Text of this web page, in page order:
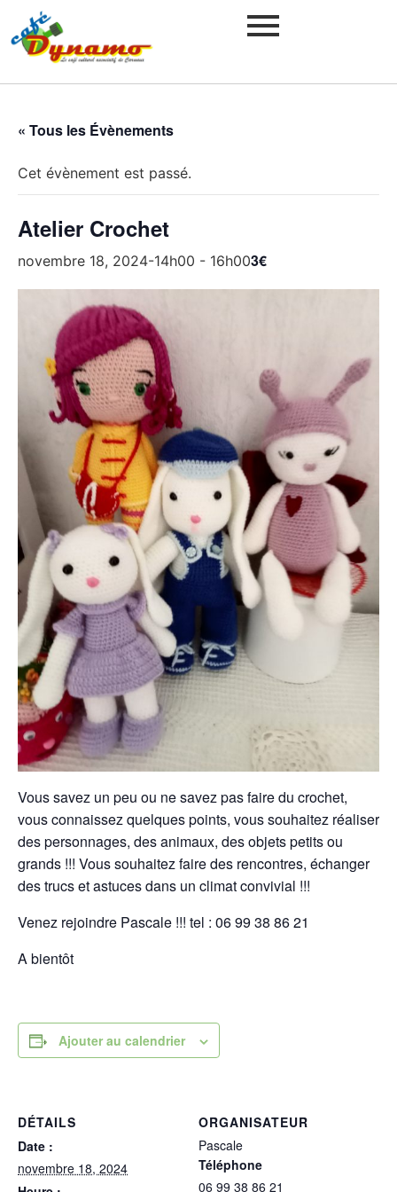
« Tous les Évènements
Cet évènement est passé.
Atelier Crochet
novembre 18, 2024-14h00 - 16h003€
Vous savez un peu ou ne savez pas faire du crochet,
vous connaissez quelques points, vous souhaitez réaliser
des personnages, des animaux, des objets petits ou
grands !!! Vous souhaitez faire des rencontres, échanger
des trucs et astuces dans un climat convivial !!!
Venez rejoindre Pascale !!! tel : 06 99 38 86 21
A bientôt
Ajouter au calendrier
DÉTAILS
Date :
novembre 18, 2024
ORGANISATEUR
Pascale
Téléphone
06 99 38 86 21